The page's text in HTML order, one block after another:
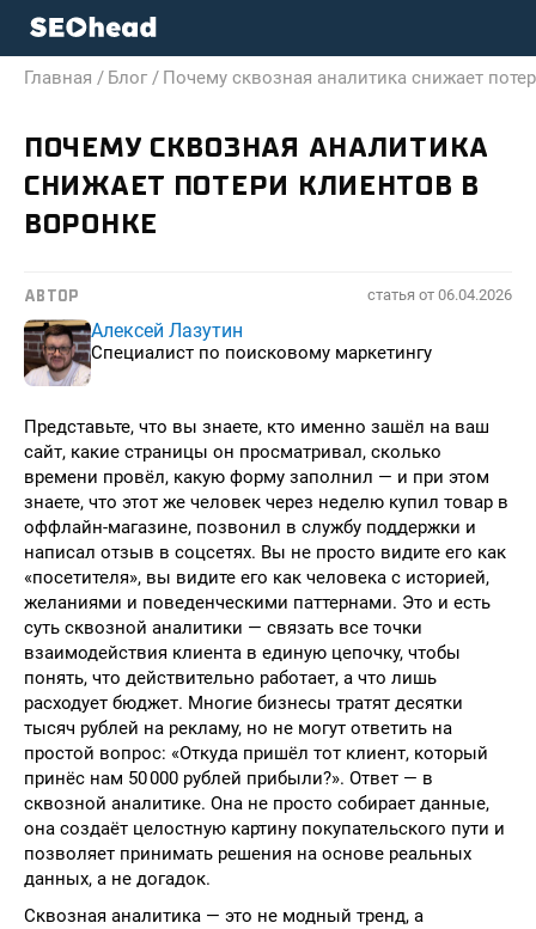
Главная / Блог / Почему сквозная аналитика снижает
ПОЧЕМУ СКВОЗНАЯ АНАЛИТИКА
СНИЖАЕТ ПОТЕРИ КЛИЕНТОВ В
ВОРОНКЕ
АВТОР статья от 06.04.2026
Алексей Лазутин
Специалист по поисковому маркетингу
Представьте, что вы знаете, кто именно зашёл на ваш
сайт, какие страницы он просматривал, сколько
времени провёл, какую форму заполнил — и при этом
знаете, что этот же человек через неделю купил товар в
оффлайн-магазине, позвонил в службу поддержки и
написал отзыв в соцсетях. Вы не просто видите его как
«посетителя», вы видите его как человека с историей,
желаниями и поведенческими паттернами. Это и есть
суть сквозной аналитики — связать все точки
взаимодействия клиента в единую цепочку, чтобы
понять, что действительно работает, а что лишь
расходует бюджет. Многие бизнесы тратят десятки
тысяч рублей на рекламу, но не могут ответить на
простой вопрос: «Откуда пришёл тот клиент, который
принёс нам 50 000 рублей прибыли?». Ответ — в
сквозной аналитике. Она не просто собирает данные,
она создаёт целостную картину покупательского пути и
позволяет принимать решения на основе реальных
данных, а не догадок.
Сквозная аналитика — это не модный тренд, а